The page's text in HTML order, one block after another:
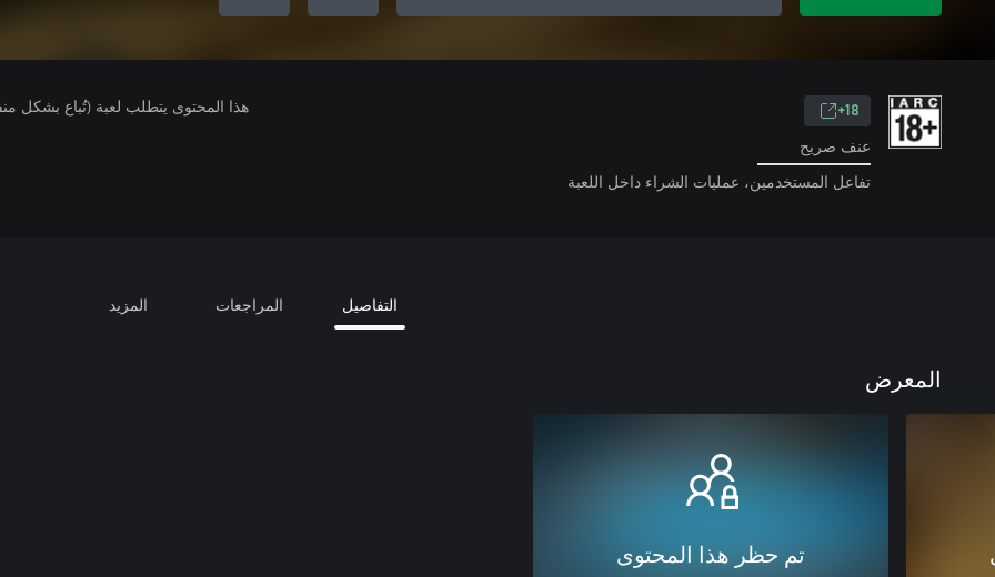
18+
عنف صريح
تفاعل المستخدمين، عمليات الشراء داخل اللعبة
هذا المحتوى يتطلب لعبة (تُباع بشكل
التفاصيل المراجعات المزيد
المعرض
تم حظر هذا المحتوى